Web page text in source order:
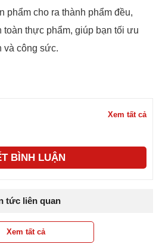
phẩm cho ra thành phẩm đều,
toàn thực phẩm, giúp bạn tối ưu
công sức.
Xem tất cả
BÌNH LUẬN
tức liên quan
Xem tất cả